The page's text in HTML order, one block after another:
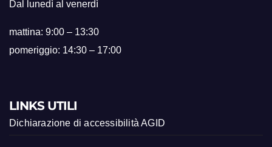
Dal lunedì al venerdì
mattina: 9:00 – 13:30
pomeriggio: 14:30 – 17:00
LINKS UTILI
Dichiarazione di accessibilità AGID